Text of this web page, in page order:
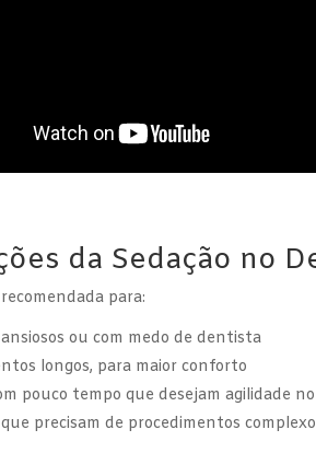
da Sedação no
para:
ou com medo de dentista
longos, para maior conforto
pouco tempo que desejam agilidade
precisam de procedimentos